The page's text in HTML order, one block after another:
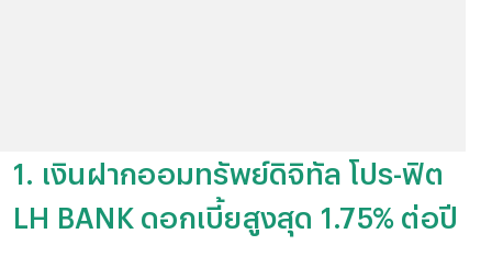
1. เงินฝากออมทรัพย์ดิจิทัล โปร-ฟิต
LH BANK ดอกเบี้ยสูงสุด 1.75% ต่อปี